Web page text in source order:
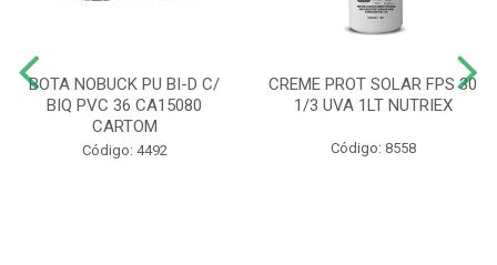
BOTA NOBUCK PU BI-D C/
BIQ PVC 36 CA15080
CARTOM
Código: 4492
CREME PROT SOLAR FPS 30
1/3 UVA 1LT NUTRIEX
Código: 8558